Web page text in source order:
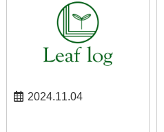
2024.11.04